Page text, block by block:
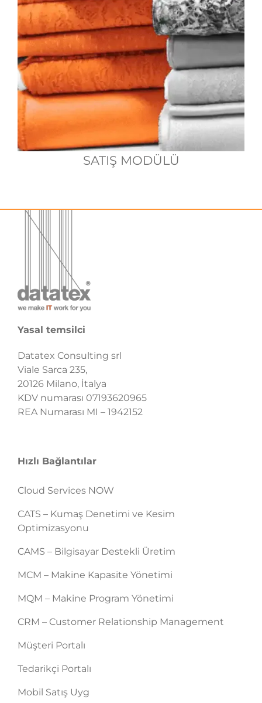
SATIŞ MODÜLÜ
Yasal temsilci
Datatex Consulting srl
Viale Sarca 235,
20126 Milano, İtalya
KDV numarası 07193620965
REA Numarası MI – 1942152
Hızlı Bağlantılar
Cloud Services NOW
CATS – Kumaş Denetimi ve Kesim
Optimizasyonu
CAMS – Bilgisayar Destekli Üretim
MCM – Makine Kapasite Yönetimi
MQM – Makine Program Yönetimi
CRM – Customer Relationship Management
Müşteri Portalı
Tedarikçi Portalı
Mobil Satış Uyg